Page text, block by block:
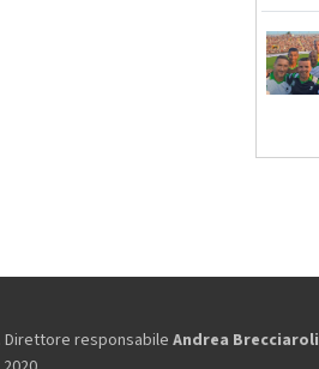
Direttore responsabile Andrea Brecciaroli